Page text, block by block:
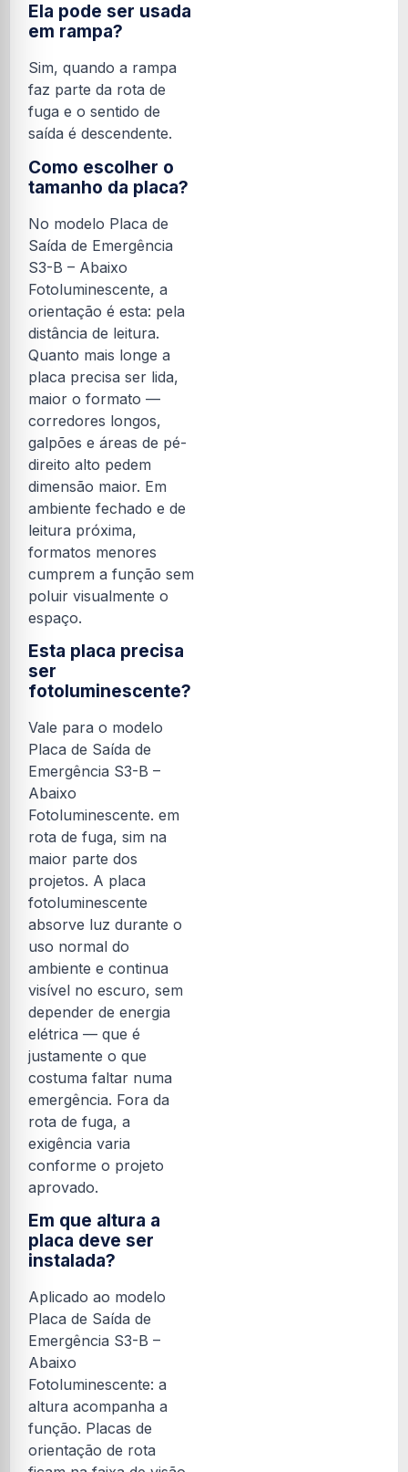
Ela pode ser usada
em rampa?
Sim, quando a rampa
faz parte da rota de
fuga e o sentido de
saída é descendente.
Como escolher o
tamanho da placa?
No modelo Placa de
Saída de Emergência
S3-B – Abaixo
Fotoluminescente, a
orientação é esta: pela
distância de leitura.
Quanto mais longe a
placa precisa ser lida,
maior o formato —
corredores longos,
galpões e áreas de pé-
direito alto pedem
dimensão maior. Em
ambiente fechado e de
leitura próxima,
formatos menores
cumprem a função sem
poluir visualmente o
espaço.
Esta placa precisa
ser
fotoluminescente?
Vale para o modelo
Placa de Saída de
Emergência S3-B –
Abaixo
Fotoluminescente. em
rota de fuga, sim na
maior parte dos
projetos. A placa
fotoluminescente
absorve luz durante o
uso normal do
ambiente e continua
visível no escuro, sem
depender de energia
elétrica — que é
justamente o que
costuma faltar numa
emergência. Fora da
rota de fuga, a
exigência varia
conforme o projeto
aprovado.
Em que altura a
placa deve ser
instalada?
Aplicado ao modelo
Placa de Saída de
Emergência S3-B –
Abaixo
Fotoluminescente: a
altura acompanha a
função. Placas de
orientação de rota